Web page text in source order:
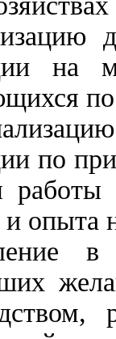
на
по
работы
опыта
в